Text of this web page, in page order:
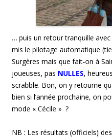
… puis un retour tranquille
mis le pilotage automatique
Surgères mais que fait-on à
joueuses, pas NULLES,
scrabble. Bon, on y retourne
bien si l’année prochaine, on
mode « Cécile » ?
NB : Les résultats (officiels)